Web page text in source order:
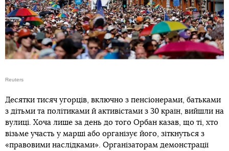
Reuters
Десятки тисяч угорців, включно з пенсіонерами, батьками
з дітьми та політиками й активістами з 30 країн, вийшли на
вулиці. Хоча лише за день до того Орбан казав, що ті, хто
візьме участь у марші або організує його, зіткнуться з
«правовими наслідками». Організаторам демонстрації